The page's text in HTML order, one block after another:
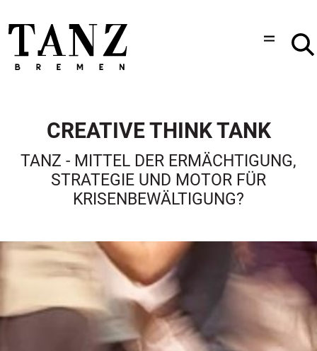
CREATIVE THINK TANK
TANZ - MITTEL DER ERMÄCHTIGUNG,
STRATEGIE UND MOTOR FÜR
KRISENBEWÄLTIGUNG?